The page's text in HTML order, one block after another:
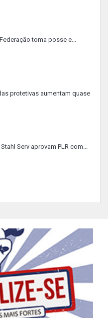
toma posse e...
protetivas aumentam quase
Serv aprovam PLR com...